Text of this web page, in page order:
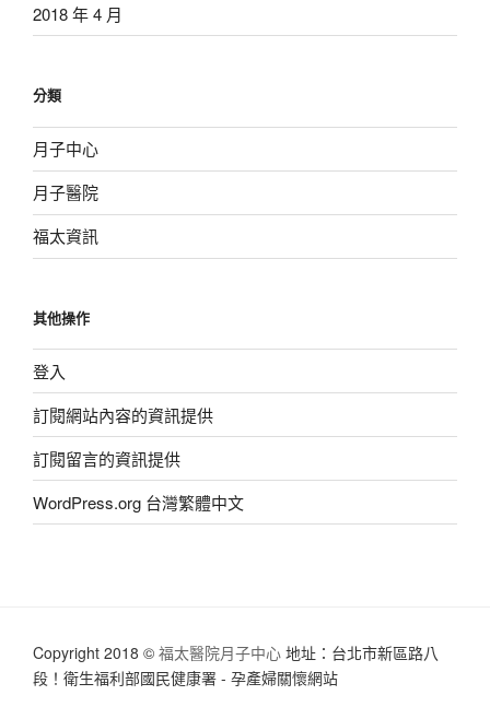
2018 年 4 月
分類
月子中心
月子醫院
福太資訊
其他操作
登入
訂閱網站內容的資訊提供
訂閱留言的資訊提供
WordPress.org 台灣繁體中文
Copyright 2018 © 福太醫院月子中心 地址：台北市新區路八
段！衛生福利部國民健康署 - 孕產婦關懷網站